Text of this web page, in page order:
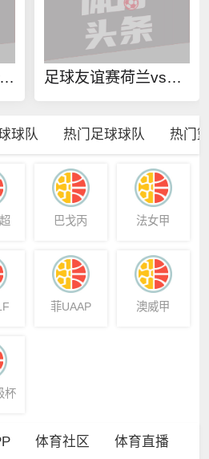
赛格里马vs艾伦堡直播 足球友谊赛荷兰vs乌兹别克斯坦直播
球队 热门足球球队 热门
巴戈丙 法女甲
菲UAAP 澳威甲
杯
体育社区 体育直播